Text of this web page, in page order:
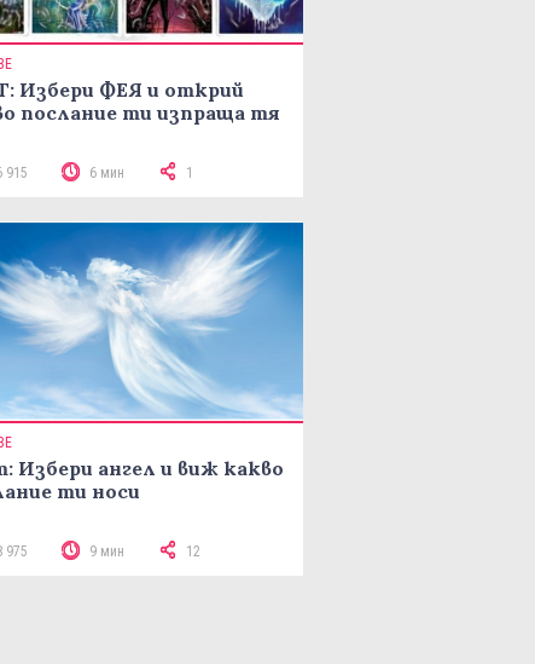
Избери ФЕЯ и открий
послание ти изпраща тя
915 6 мин 1
Избери ангел и виж какво
ти носи
975 9 мин 12